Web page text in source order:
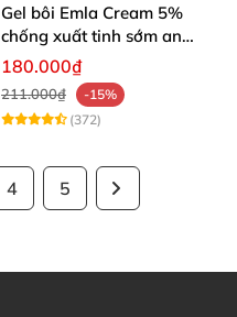
Gel bôi Emla Cream 5%
chống xuất tinh sớm an
toàn hiệu quả 5g
180.000₫
211.000₫
-15%
(372)
4 5